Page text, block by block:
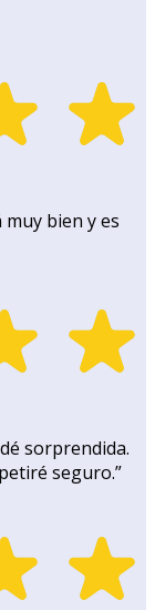
bien y es
sorprendida.
seguro.”